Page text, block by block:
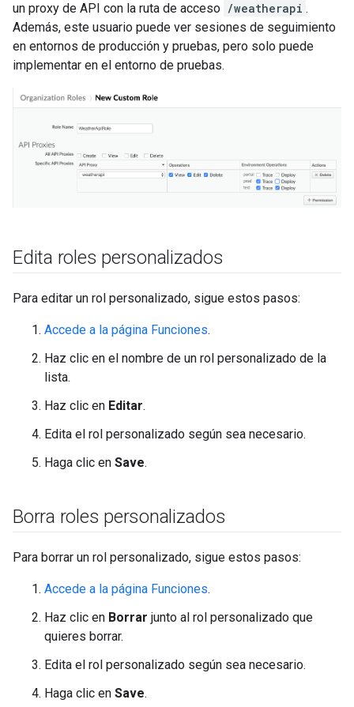
un proxy de API con la ruta de acceso /weatherapi .
Además, este usuario puede ver sesiones de seguimiento
en entornos de producción y pruebas, pero solo puede
implementar en el entorno de pruebas.
Edita roles personalizados
Para editar un rol personalizado, sigue estos pasos:
Accede a la página Funciones.
Haz clic en el nombre de un rol personalizado de la
lista.
Haz clic en Editar.
Edita el rol personalizado según sea necesario.
Haga clic en Save.
Borra roles personalizados
Para borrar un rol personalizado, sigue estos pasos:
Accede a la página Funciones.
Haz clic en Borrar junto al rol personalizado que
quieres borrar.
Edita el rol personalizado según sea necesario.
Haga clic en Save.